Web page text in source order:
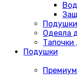
Одеяла
Тапочки
Подушки